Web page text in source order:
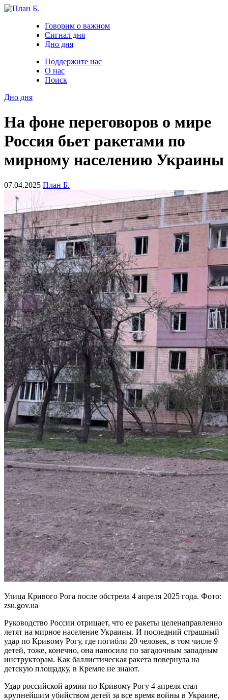
Говорим о важном
Сигнал дня
Дно дня
Поддержите нас
О нас
Поиск
Дно дня
На фоне переговоров о мире
Россия бьет ракетами по
мирному населению Украины
07.04.2025 План Б.
Улица Кривого Рога после обстрела 4 апреля 2025 года. Фото:
zsu.gov.ua
Руководство России отрицает, что ее ракеты целенаправленно
летят на мирное население Украины. И последний страшный
удар по Кривому Рогу, где погибли 20 человек, в том числе 9
детей, тоже, конечно, она наносила по загадочным западным
инструкторам. Как баллистическая ракета повернула на
детскую площадку, в Кремле не знают.
Удар российской армии по Кривому Рогу 4 апреля стал
крупнейшим убийством детей за все время войны в Украине,